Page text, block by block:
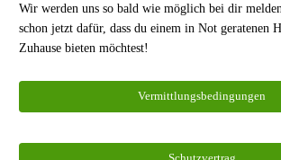
Wir werden uns so bald wie möglich bei dir
schon jetzt dafür, dass du einem in Not geratenen
Zuhause bieten möchtest!
Vermittlungsbedingungen